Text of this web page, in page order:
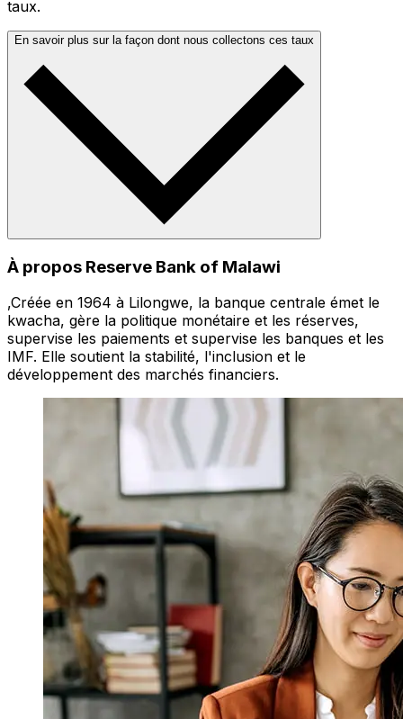
taux.
En savoir plus sur la façon dont nous collectons ces taux
À propos Reserve Bank of Malawi
,Créée en 1964 à Lilongwe, la banque centrale émet le
kwacha, gère la politique monétaire et les réserves,
supervise les paiements et supervise les banques et les
IMF. Elle soutient la stabilité, l'inclusion et le
développement des marchés financiers.